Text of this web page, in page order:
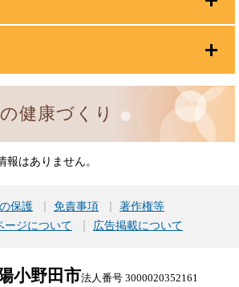
健康づくり
はありません。
保護 免責事項
著作権等
ージについて
広告掲載について
小野田市法人番号 3000020352161